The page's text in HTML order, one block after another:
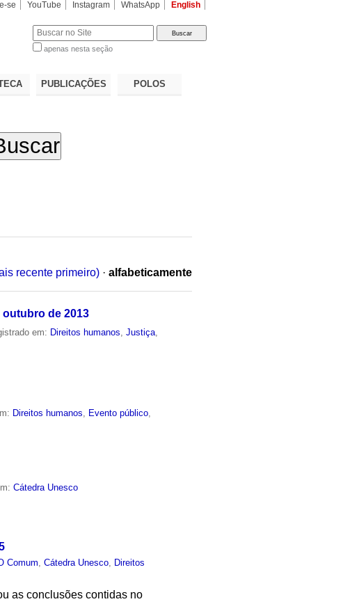
se YouTube Instagram WhatsApp English
apenas nesta seção
PUBLICAÇÕES POLOS
recente primeiro) · alfabeticamente
de 2013
em: Direitos humanos ,Justiça
Direitos humanos Evento público
Cátedra Unesco
Comum,Cátedra Unesco, Direitos
as conclusões contidas no